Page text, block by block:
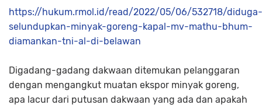
https://hukum.rmol.id/read/2022/05/06/532718/diduga-
selundupkan-minyak-goreng-kapal-mv-mathu-bhum-
diamankan-tni-al-di-belawan
Digadang-gadang dakwaan ditemukan pelanggaran
dengan mengangkut muatan ekspor minyak goreng,
apa lacur dari putusan dakwaan yang ada dan apakah